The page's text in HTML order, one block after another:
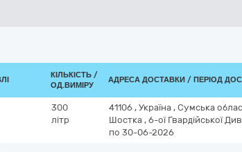
КІЛЬКІСТЬ /
ОД.ВИМІРУ
АДРЕСА ДОСТАВКИ / ПЕРІОД
300
літр
41106 , Україна , Сумська
Шостка , 6-ої Гвардійської
по 30-06-2026